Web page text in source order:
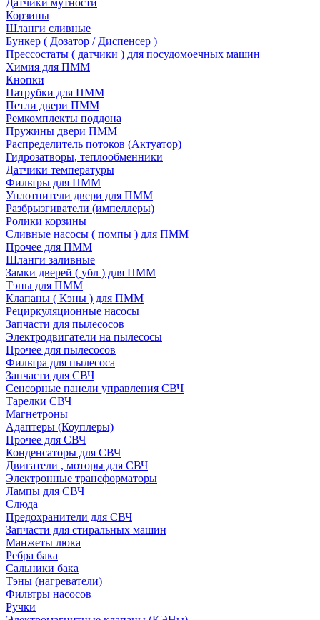
Датчики мутности
Корзины
Шланги сливные
Бункер ( Дозатор / Диспенсер )
Прессостаты ( датчики ) для посудомоечных машин
Химия для ПММ
Кнопки
Патрубки для ПММ
Петли двери ПММ
Ремкомплекты поддона
Пружины двери ПММ
Распределитель потоков (Актуатор)
Гидрозатворы, теплообменники
Датчики температуры
Фильтры для ПММ
Уплотнители двери для ПММ
Разбрызгиватели (импеллеры)
Ролики корзины
Сливные насосы ( помпы ) для ПММ
Прочее для ПММ
Шланги заливные
Замки дверей ( убл ) для ПММ
Тэны для ПММ
Клапаны ( Кэны ) для ПММ
Рециркуляционные насосы
Запчасти для пылесосов
Электродвигатели на пылесосы
Прочее для пылесосов
Фильтра для пылесоса
Запчасти для СВЧ
Сенсорные панели управления СВЧ
Тарелки СВЧ
Магнетроны
Адаптеры (Коуплеры)
Прочее для СВЧ
Конденсаторы для СВЧ
Двигатели , моторы для СВЧ
Электронные трансформаторы
Лампы для СВЧ
Слюда
Предохранители для СВЧ
Запчасти для стиральных машин
Манжеты люка
Ребра бака
Сальники бака
Тэны (нагреватели)
Фильтры насосов
Ручки